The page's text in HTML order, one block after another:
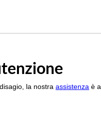
la nostraassistenza è a